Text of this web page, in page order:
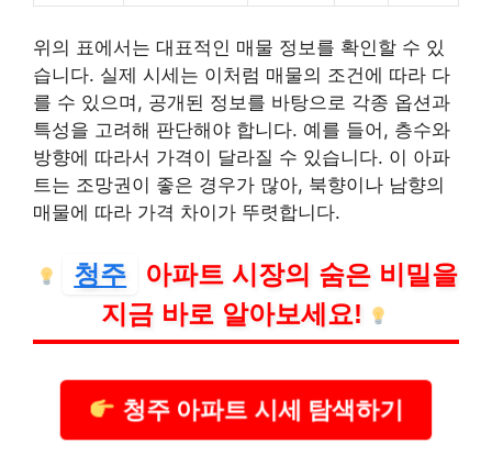
위의 표에서는 대표적인 매물 정보를 확인할 수 있
습니다. 실제 시세는 이처럼 매물의 조건에 따라 다
를 수 있으며, 공개된 정보를 바탕으로 각종 옵션과
특성을 고려해 판단해야 합니다. 예를 들어, 층수와
방향에 따라서 가격이 달라질 수 있습니다. 이 아파
트는 조망권이 좋은 경우가 많아, 북향이나 남향의
매물에 따라 가격 차이가 뚜렷합니다.
청주
아파트 시장의 숨은 비밀을
지금 바로 알아보세요!
청주 아파트 시세 탐색하기